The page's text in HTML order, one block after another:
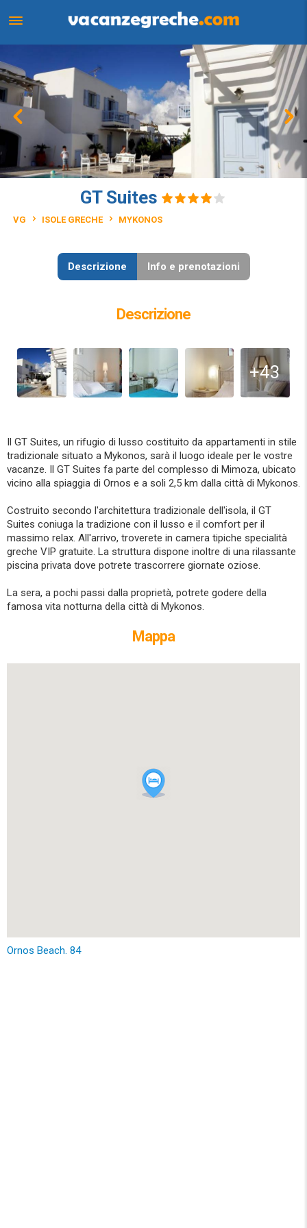
GT Suites
VG ISOLE GRECHE MYKONOS
Descrizione Info e prenotazioni
Descrizione
+43
Il GT Suites, un rifugio di lusso costituito da appartamenti in stile
tradizionale situato a Mykonos, sarà il luogo ideale per le vostre
vacanze. Il GT Suites fa parte del complesso di Mimoza, ubicato
vicino alla spiaggia di Ornos e a soli 2,5 km dalla città di Mykonos.
Costruito secondo l'architettura tradizionale dell'isola, il GT
Suites coniuga la tradizione con il lusso e il comfort per il
massimo relax. All'arrivo, troverete in camera tipiche specialità
greche VIP gratuite. La struttura dispone inoltre di una rilassante
piscina privata dove potrete trascorrere giornate oziose.
La sera, a pochi passi dalla proprietà, potrete godere della
famosa vita notturna della città di Mykonos.
Mappa
Ornos Beach. 84